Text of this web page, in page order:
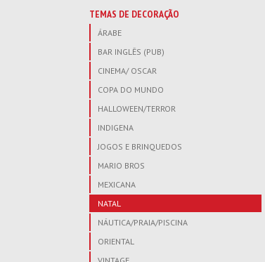
TEMAS DE DECORAÇÃO
ÁRABE
BAR INGLÊS (PUB)
CINEMA/ OSCAR
COPA DO MUNDO
HALLOWEEN/TERROR
INDIGENA
JOGOS E BRINQUEDOS
MARIO BROS
MEXICANA
NATAL
NÁUTICA/PRAIA/PISCINA
ORIENTAL